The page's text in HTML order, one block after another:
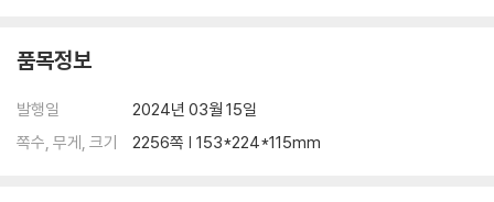
품목정보
발행일
2024년 03월 15일
쪽수, 무게, 크기
2256쪽 | 153*224*115mm